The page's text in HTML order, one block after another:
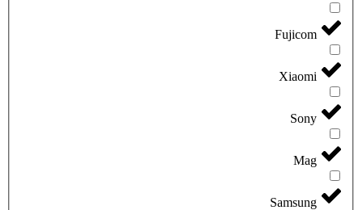
Fujicom
Xiaomi
Sony
Mag
Samsung